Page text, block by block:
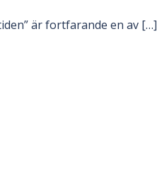
är fortfarande en av […]